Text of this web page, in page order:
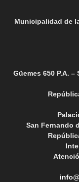
Municipalidad de
Güemes 650 P.A.
San Fernando